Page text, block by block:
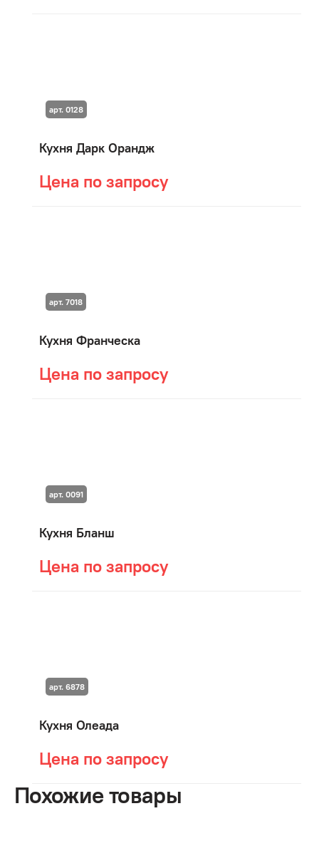
Кухня Дарк Орандж
Цена по запросу
арт. 0128
Кухня Франческа
Цена по запросу
арт. 7018
Кухня Бланш
Цена по запросу
арт. 0091
Кухня Олеада
Цена по запросу
арт. 6878
Похожие товары